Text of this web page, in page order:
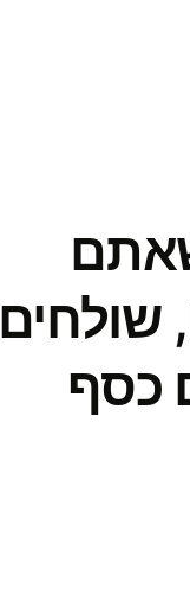
שולחים
כסף